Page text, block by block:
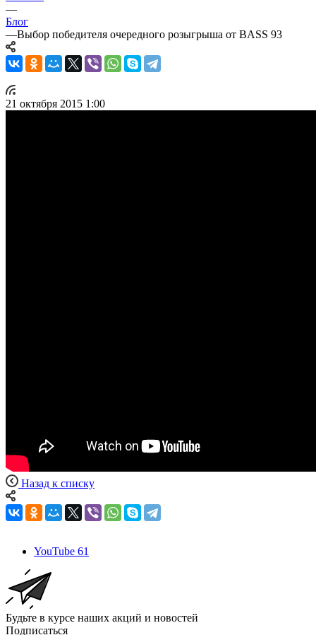
—
Блог
—Выбор победителя очередного розыгрыша от BASS 93
21 октября 2015 1:00
Назад к списку
YouTube 61
Будьте в курсе наших акций и новостей
Подписаться